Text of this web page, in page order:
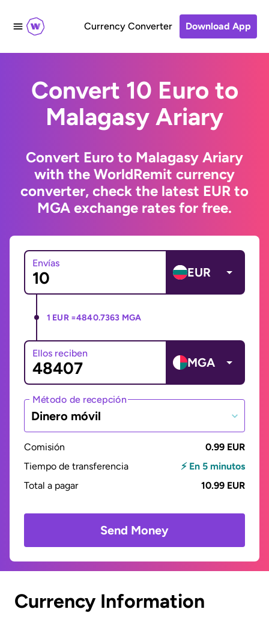
Currency Converter Download App
Convert 10 Euro to
Malagasy Ariary
Convert Euro to Malagasy Ariary
with the WorldRemit currency
converter, check the latest EUR to
MGA exchange rates for free.
Envías
EUR
1 EUR =4840.7363 MGA
Ellos reciben
MGA
Método de recepción
Dinero móvil
Comisión
0.99 EUR
Tiempo de transferencia
⚡ En 5 minutos
Total a pagar
10.99 EUR
Send Money
Currency Information